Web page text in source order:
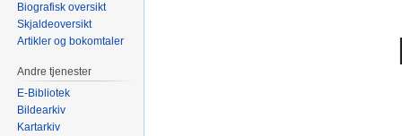
Biografisk oversikt
Skjaldeoversikt
Artikler og bokomtaler
Andre tjenester
E-Bibliotek
Bildearkiv
Kartarkiv